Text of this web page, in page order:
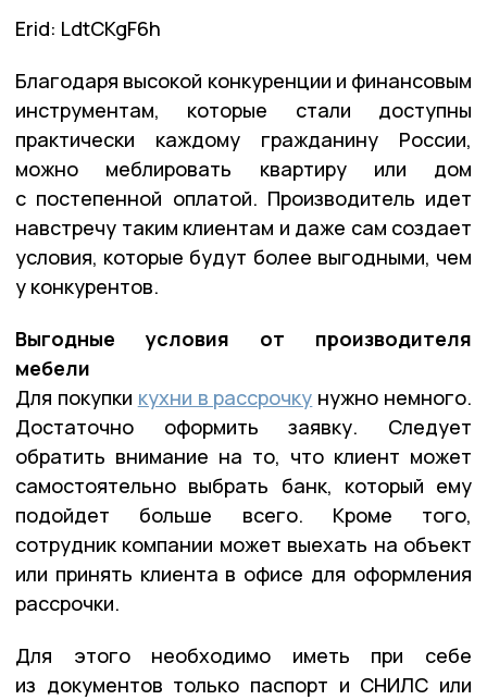
Erid: LdtCKgF6h
Благодаря высокой конкуренции и финансовым
инструментам, которые стали доступны
практически каждому гражданину России,
можно меблировать квартиру или дом
с постепенной оплатой. Производитель идет
навстречу таким клиентам и даже сам создает
условия, которые будут более выгодными, чем
у конкурентов.
Выгодные условия от производителя
мебели
Для покупки кухни в рассрочку нужно немного.
Достаточно оформить заявку. Следует
обратить внимание на то, что клиент может
самостоятельно выбрать банк, который ему
подойдет больше всего. Кроме того,
сотрудник компании может выехать на объект
или принять клиента в офисе для оформления
рассрочки.
Для этого необходимо иметь при себе
из документов только паспорт и СНИЛС или